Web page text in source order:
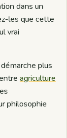
dans un
les que cette
vrai
plus
agriculture
philosophie